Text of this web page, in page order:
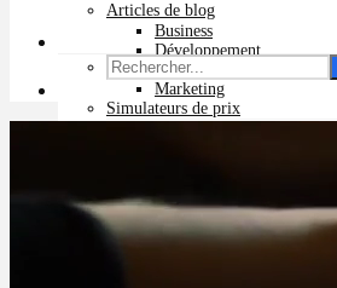
Articles de blog
Business
Développement
Graphisme
Marketing
Simulateurs de prix
Prix pub Instagram
Prix logiciel
Prix chatbot